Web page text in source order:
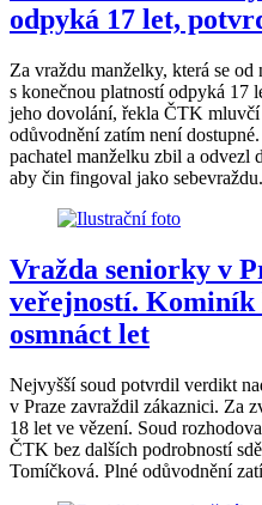
odpyká 17 let,
Za vraždu manželky, která se od
s konečnou platností odpyká 17
jeho dovolání, řekla ČTK
odůvodnění zatím není
pachatel manželku zbil a odvezl
aby čin fingoval jako
Vražda seniorky v
veřejností. Kominík
osmnáct let
Nejvyšší soud potvrdil verdikt
v Praze zavraždil zákaznici. Za
18 let ve vězení. Soud
ČTK bez dalších podrobností
Tomíčková. Plné odůvodnění